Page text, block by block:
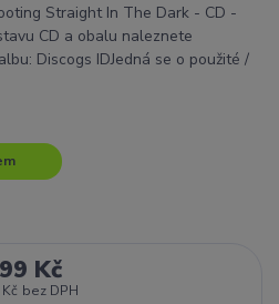
Straight In The Dark - CD -
CD a obalu naleznete
Discogs IDJedná se o použité /
99 Kč
bez DPH